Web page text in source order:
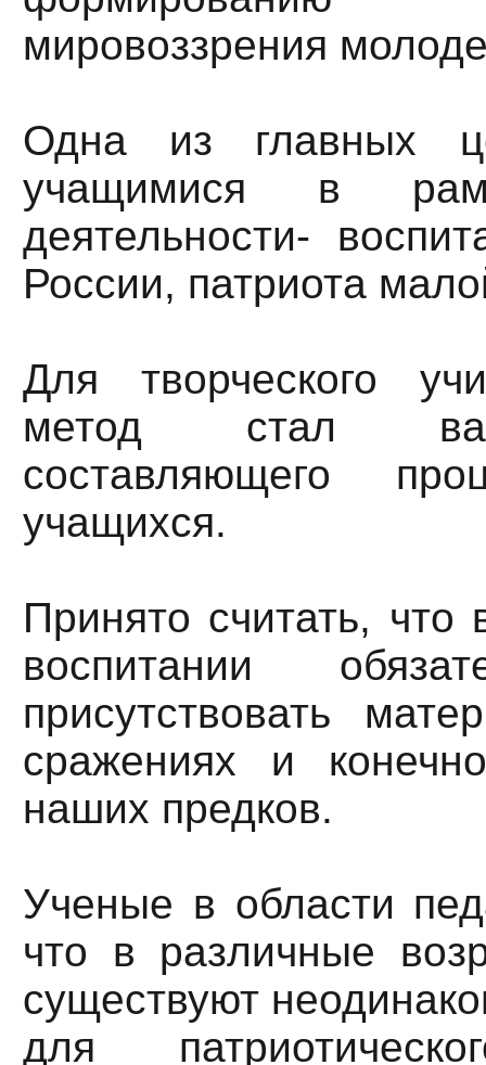
мировоззрения
Одна из главных
учащимися в
деятельности-
России, патриота
Для творческого
метод стал
составляющего
учащихся.
Принято считать, что
воспитании
присутствовать
сражениях и
наших предков.
Ученые в области
что в различные
существуют
для